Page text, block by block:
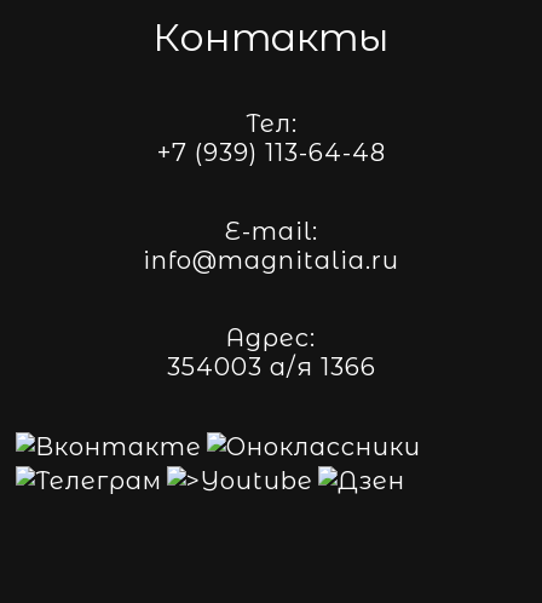
Контакты
Тел:
+7 (939) 113-64-48
E-mail:
info@magnitalia.ru
Адрес:
354003 а/я 1366